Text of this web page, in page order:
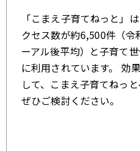
「こまえ子育てねっと」
クセス数が約6,500件（令
ーアル後平均）と子育て
に利用されています。 効
して、こまえ子育てねっ
ぜひご検討ください。